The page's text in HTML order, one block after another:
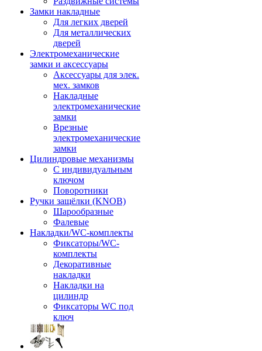
Замки накладные
Для легких дверей
Для металлических
дверей
Электромеханические
замки и аксессуары
Аксессуары для элек.
мех. замков
Накладные
электромеханические
замки
Врезные
электромеханические
замки
Цилиндровые механизмы
С индивидуальным
ключом
Поворотники
Ручки защёлки (KNOB)
Шарообразные
Фалевые
Накладки/WC-комплекты
Фиксаторы/WC-
комплекты
Декоративные
накладки
Накладки на
цилиндр
Фиксаторы WC под
ключ